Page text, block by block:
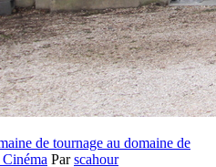
de tournage au domaine de
Parscahour